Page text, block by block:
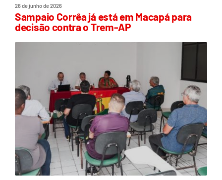
26 de junho de 2026
Sampaio Corrêa já está em Macapá para
decisão contra o Trem-AP